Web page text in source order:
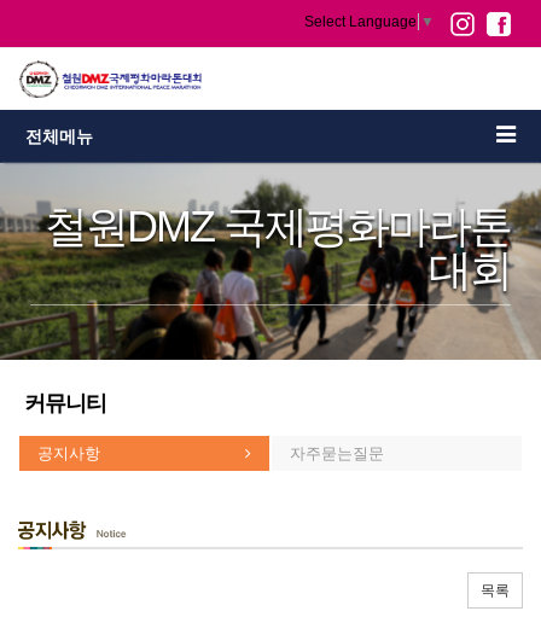
Select Language ▼
전체메뉴
철원DMZ 국제평화마라톤
대회
커뮤니티
공지사항 자주묻는질문
목록